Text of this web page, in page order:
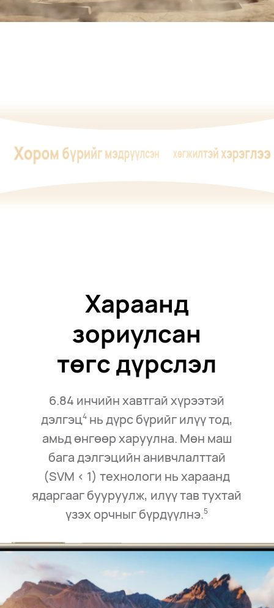
Хором бүрийг мэдрүүлсэн хөгжилтэй хэрэглээ
Хараанд
зориулсан
төгс дүрслэл
6.84 инчийн хавтгай хүрээтэй
дэлгэц4нь дүрс бүрийг илүү тод,
амьд өнгөөр харуулна. Мөн маш
бага дэлгэцийн анивчлалттай
(SVM⁠ <⁠ 1) технологи нь хараанд
ядаргааг бууруулж, илүү тав тухтай
үзэх орчныг бүрдүүлнэ.5